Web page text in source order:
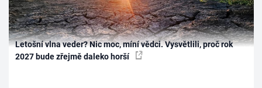
Letošní vlna veder? Nic moc, míní vědci. Vysvětlili, proč rok
2027 bude zřejmě daleko horší